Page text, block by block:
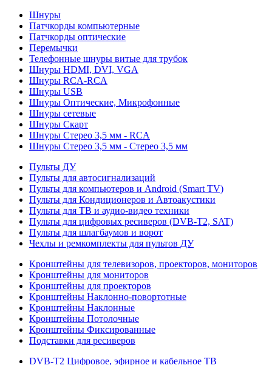
Шнуры
Патчкорды компьютерные
Патчкорды оптические
Перемычки
Телефонные шнуры витые для трубок
Шнуры HDMI, DVI, VGA
Шнуры RCA-RCA
Шнуры USB
Шнуры Оптические, Микрофонные
Шнуры сетевые
Шнуры Скарт
Шнуры Стерео 3,5 мм - RCA
Шнуры Стерео 3,5 мм - Стерео 3,5 мм
Пульты ДУ
Пульты для автосигнализаций
Пульты для компьютеров и Android (Smart TV)
Пульты для Кондиционеров и Автоакустики
Пульты для ТВ и аудио-видео техники
Пульты для цифровых ресиверов (DVB-T2, SAT)
Пульты для шлагбаумов и ворот
Чехлы и ремкомплекты для пультов ДУ
Кронштейны для телевизоров, проекторов, мониторов
Кронштейны для мониторов
Кронштейны для проекторов
Кронштейны Наклонно-повортотные
Кронштейны Наклонные
Кронштейны Потолочные
Кронштейны Фиксированные
Подставки для ресиверов
DVB-T2 Цифровое, эфирное и кабельное ТВ